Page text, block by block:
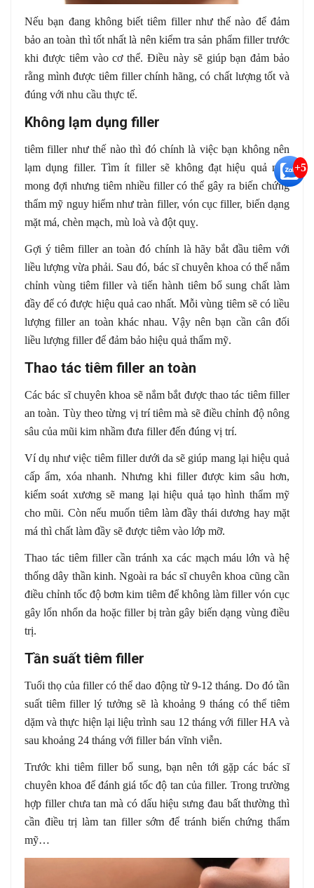
Nếu bạn đang không biết tiêm filler như thế nào để đảm
bảo an toàn thì tốt nhất là nên kiểm tra sản phẩm filler trước
khi được tiêm vào cơ thể. Điều này sẽ giúp bạn đảm bảo
rằng mình được tiêm filler chính hãng, có chất lượng tốt và
đúng với nhu cầu thực tế.
Không lạm dụng filler
tiêm filler như thế nào thì đó chính là việc bạn không nên
lạm dụng filler. Tìm ít filler sẽ không đạt hiệu quả như
mong đợi nhưng tiêm nhiều filler có thể gây ra biến chứng
thẩm mỹ nguy hiểm như tràn filler, vón cục filler, biến dạng
mặt má, chèn mạch, mù loà và đột quỵ.
Gợi ý tiêm filler an toàn đó chính là hãy bắt đầu tiêm với
liều lượng vừa phải. Sau đó, bác sĩ chuyên khoa có thể nắm
chỉnh vùng tiêm filler và tiến hành tiêm bổ sung chất làm
đầy để có được hiệu quả cao nhất. Mỗi vùng tiêm sẽ có liều
lượng filler an toàn khác nhau. Vậy nên bạn cần cân đối
liều lượng filler để đảm bảo hiệu quả thẩm mỹ.
Thao tác tiêm filler an toàn
Các bác sĩ chuyên khoa sẽ nắm bắt được thao tác tiêm filler
an toàn. Tùy theo từng vị trí tiêm mà sẽ điều chỉnh độ nông
sâu của mũi kim nhầm đưa filler đến đúng vị trí.
Ví dụ như việc tiêm filler dưới da sẽ giúp mang lại hiệu quả
cấp ẩm, xóa nhanh. Nhưng khi filler được kim sâu hơn,
kiểm soát xương sẽ mang lại hiệu quả tạo hình thẩm mỹ
cho mũi. Còn nếu muốn tiêm làm đầy thái dương hay mặt
má thì chất làm đầy sẽ được tiêm vào lớp mỡ.
Thao tác tiêm filler cần tránh xa các mạch máu lớn và hệ
thống dây thần kinh. Ngoài ra bác sĩ chuyên khoa cũng cần
điều chỉnh tốc độ bơm kim tiêm để không làm filler vón cục
gây lổn nhổn da hoặc filler bị tràn gây biến dạng vùng điều
trị.
Tần suất tiêm filler
Tuổi thọ của filler có thể dao động từ 9-12 tháng. Do đó tần
suất tiêm filler lý tưởng sẽ là khoảng 9 tháng có thể tiêm
dặm và thực hiện lại liệu trình sau 12 tháng với filler HA và
sau khoảng 24 tháng với filler bán vĩnh viễn.
Trước khi tiêm filler bổ sung, bạn nên tới gặp các bác sĩ
chuyên khoa để đánh giá tốc độ tan của filler. Trong trường
hợp filler chưa tan mà có dấu hiệu sưng đau bất thường thì
cần điều trị làm tan filler sớm để tránh biến chứng thẩm
mỹ…
+5